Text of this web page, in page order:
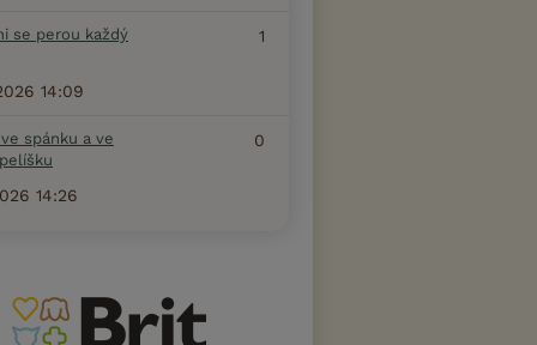
se perou každý 1
14:09
spánku a ve
0
14:26